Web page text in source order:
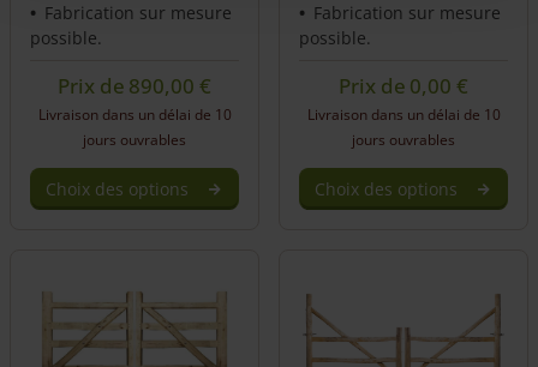
Fabrication sur mesure
possible.
Prix de 890,00€
Livraison dans un délai de 10
jours ouvrables
Choix des options
Fabrication sur mesure
possible.
Prix de 0,00€
Livraison dans un délai de 10
jours ouvrables
Choix des options